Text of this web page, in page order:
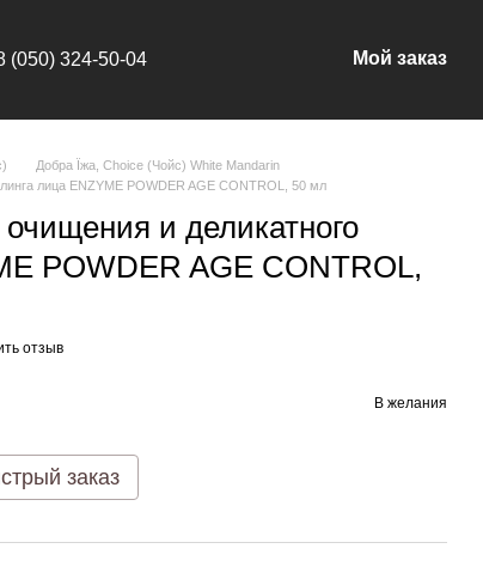
(050) 324-50-04 Мой заказ
Добра Їжа, Choice (Чойс) White Mandarin
лица ENZYME POWDER AGE CONTROL, 50 мл
и деликатного
POWDER AGE CONTROL,
отзыв
В желания
заказ